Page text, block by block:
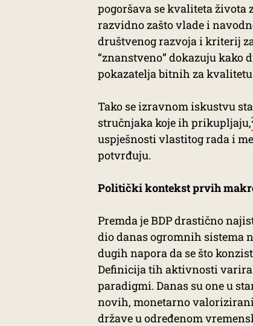
pogoršava se kvaliteta života
razvidno zašto vlade i
društvenog razvoja i kriterij
“znanstveno” dokazuju kako
pokazatelja bitnih za
Tako se izravnom iskustvu
stručnjaka koje ih prikupljaju,
uspješnosti vlastitog rada i
potvrđuju.
Politički kontekst prvih
Premda je BDP drastično
dio danas ogromnih sistema
dugih napora da se što
Definicija tih aktivnosti
paradigmi. Danas su one u
novih, monetarno
države u određenom